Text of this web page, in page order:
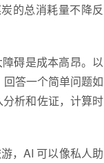
的总消耗量不降反
碍是成本高昂。以
答一个简单问题如
分析和佐证，计算时
，AI 可以像私人助